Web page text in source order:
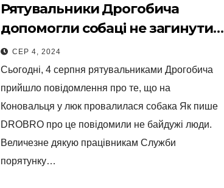
Рятувальники Дрогобича
допомогли собаці не загинути в
ямі (Фото)
СЕР 4, 2024
Сьогодні, 4 серпня рятувальниками Дрогобича
прийшло повідомлення про те, що на
Коновальця у люк провалилася собака Як пише
DROBRO про це повідомили не байдужі люди.
Величезне дякую працівникам Служби
порятунку…